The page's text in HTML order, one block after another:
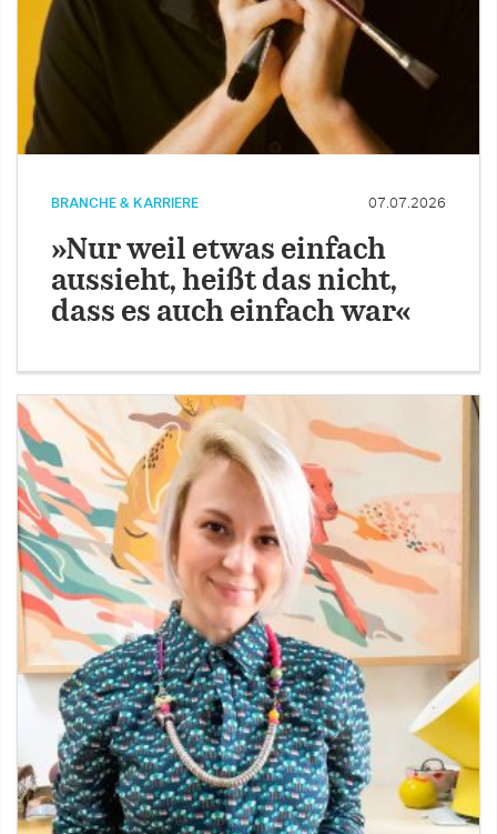
BRANCHE & KARRIERE 07.07.2026
»Nur weil etwas einfach
aussieht, heißt das nicht,
dass es auch einfach war«